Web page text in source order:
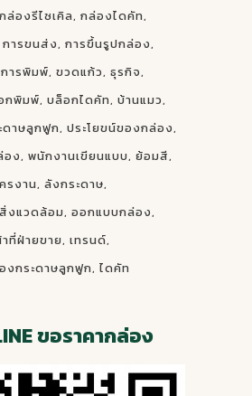
กล่องรีไซเคิล กล่องไดคัท
การขนส่ง การขึ้นรูปกล่อง
การพิมพ์ ขวดแก้ว ธุรกิจ
กพิมพ์ บล็อกไดคัท บ้านแมว
ดาษลูกฟูก ประโยขน์ของกล่อง
อง พนักงานเขียนแบบ ย้อมสี
รงาน ลังกระดาษ
สิ่งแวดล้อม ออกแบบกล่อง
ที่ฝ่ายขาย เทรนด์
งกระดาษลูกฟูก ไดคัท
ขอราคากล่อง